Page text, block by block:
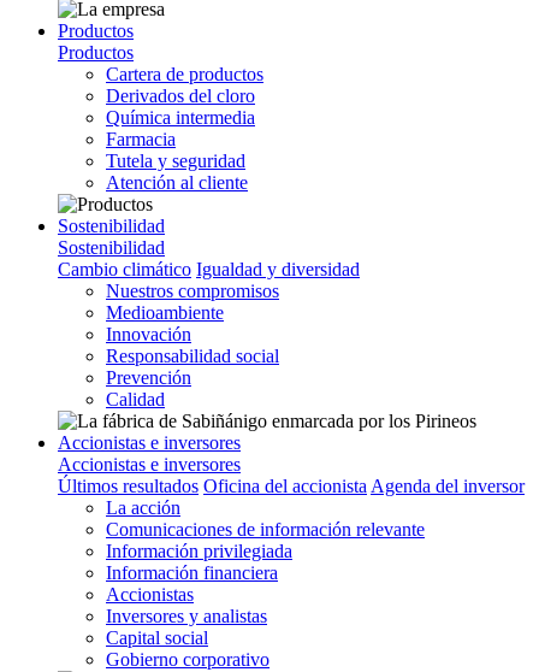
Productos
Productos
Cartera de productos
Derivados del cloro
Química intermedia
Farmacia
Tutela y seguridad
Atención al cliente
Sostenibilidad
Sostenibilidad
Cambio climático Igualdad y diversidad
Nuestros compromisos
Medioambiente
Innovación
Responsabilidad social
Prevención
Calidad
Accionistas e inversores
Accionistas e inversores
Últimos resultados Oficina del accionista Agenda del inversor
La acción
Comunicaciones de información relevante
Información privilegiada
Información financiera
Accionistas
Inversores y analistas
Capital social
Gobierno corporativo